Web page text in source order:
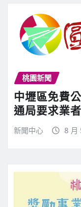
桃園新聞
中壢區免費
通局要求業
新聞中心 8 月